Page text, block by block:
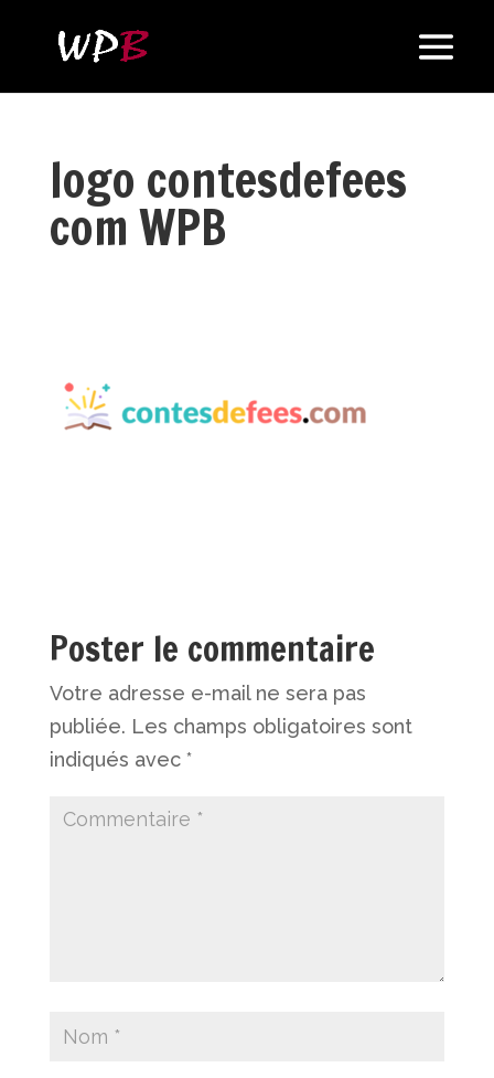
logo contesdefees
com WPB
Poster le commentaire
Votre adresse e-mail ne sera pas
publiée. Les champs obligatoires sont
indiqués avec *